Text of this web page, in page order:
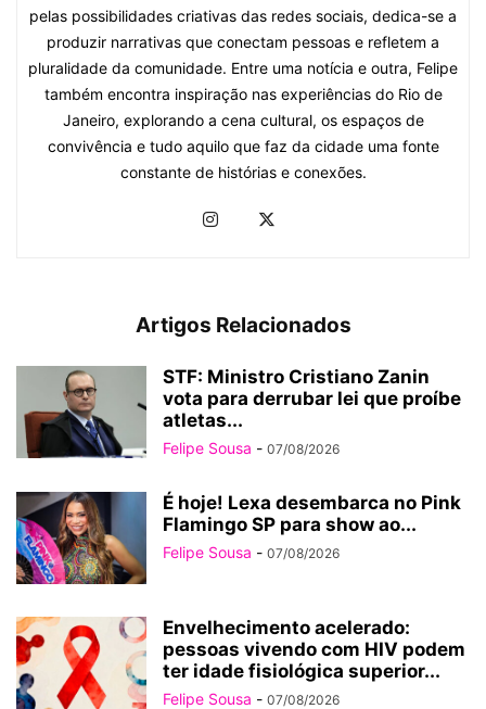
pelas possibilidades criativas das redes sociais, dedica-se a
produzir narrativas que conectam pessoas e refletem a
pluralidade da comunidade. Entre uma notícia e outra, Felipe
também encontra inspiração nas experiências do Rio de
Janeiro, explorando a cena cultural, os espaços de
convivência e tudo aquilo que faz da cidade uma fonte
constante de histórias e conexões.
Artigos Relacionados
STF: Ministro Cristiano Zanin
vota para derrubar lei que proíbe
atletas...
Felipe Sousa - 07/08/2026
É hoje! Lexa desembarca no Pink
Flamingo SP para show ao...
Felipe Sousa - 07/08/2026
Envelhecimento acelerado:
pessoas vivendo com HIV podem
ter idade fisiológica superior...
Felipe Sousa - 07/08/2026